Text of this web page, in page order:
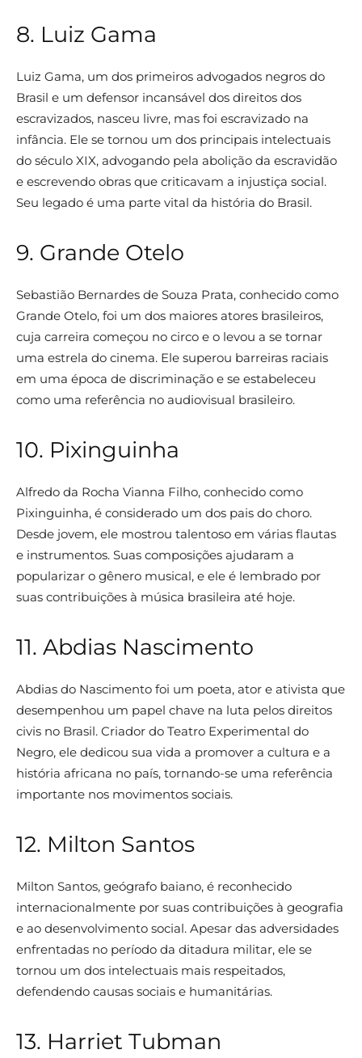
8. Luiz Gama
Luiz Gama, um dos primeiros advogados negros do
Brasil e um defensor incansável dos direitos dos
escravizados, nasceu livre, mas foi escravizado na
infância. Ele se tornou um dos principais intelectuais
do século XIX, advogando pela abolição da escravidão
e escrevendo obras que criticavam a injustiça social.
Seu legado é uma parte vital da história do Brasil.
9. Grande Otelo
Sebastião Bernardes de Souza Prata, conhecido como
Grande Otelo, foi um dos maiores atores brasileiros,
cuja carreira começou no circo e o levou a se tornar
uma estrela do cinema. Ele superou barreiras raciais
em uma época de discriminação e se estabeleceu
como uma referência no audiovisual brasileiro.
10. Pixinguinha
Alfredo da Rocha Vianna Filho, conhecido como
Pixinguinha, é considerado um dos pais do choro.
Desde jovem, ele mostrou talentoso em várias flautas
e instrumentos. Suas composições ajudaram a
popularizar o gênero musical, e ele é lembrado por
suas contribuições à música brasileira até hoje.
11. Abdias Nascimento
Abdias do Nascimento foi um poeta, ator e ativista que
desempenhou um papel chave na luta pelos direitos
civis no Brasil. Criador do Teatro Experimental do
Negro, ele dedicou sua vida a promover a cultura e a
história africana no país, tornando-se uma referência
importante nos movimentos sociais.
12. Milton Santos
Milton Santos, geógrafo baiano, é reconhecido
internacionalmente por suas contribuições à geografia
e ao desenvolvimento social. Apesar das adversidades
enfrentadas no período da ditadura militar, ele se
tornou um dos intelectuais mais respeitados,
defendendo causas sociais e humanitárias.
13. Harriet Tubman